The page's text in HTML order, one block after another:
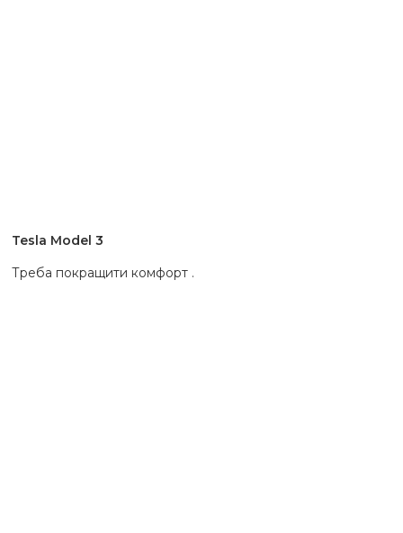
Tesla Model 3
Треба покращити комфорт .